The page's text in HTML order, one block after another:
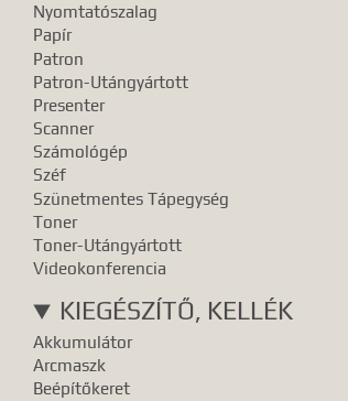
Nyomtatószalag
Papír
Patron
Patron-Utángyártott
Presenter
Scanner
Számológép
Széf
Szünetmentes Tápegység
Toner
Toner-Utángyártott
Videokonferencia
KIEGÉSZÍTŐ, KELLÉK
Akkumulátor
Arcmaszk
Beépítőkeret